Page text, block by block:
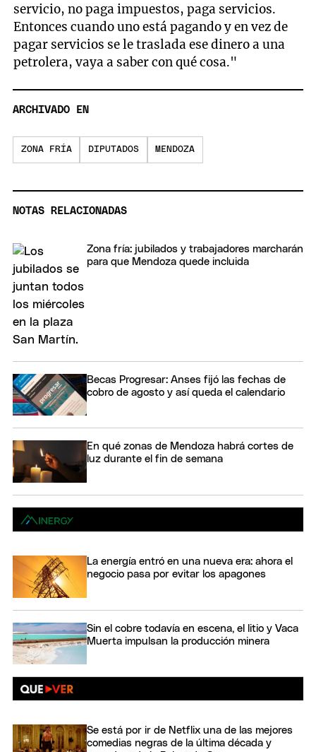
servicio, no paga impuestos, paga servicios.
Entonces cuando uno está pagando y en vez de
pagar servicios se le traslada ese dinero a una
petrolera, vaya a saber con qué cosa."
ARCHIVADO EN
ZONA FRÍA DIPUTADOS MENDOZA
NOTAS RELACIONADAS
Zona fría: jubilados y trabajadores marcharán
para que Mendoza quede incluida
Becas Progresar: Anses fijó las fechas de
cobro de agosto y así queda el calendario
En qué zonas de Mendoza habrá cortes de
luz durante el fin de semana
La energía entró en una nueva era: ahora el
negocio pasa por evitar los apagones
Sin el cobre todavía en escena, el litio y Vaca
Muerta impulsan la producción minera
Se está por ir de Netflix una de las mejores
comedias negras de la última década y